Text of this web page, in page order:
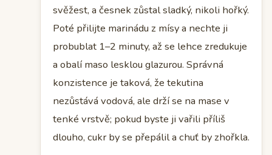
svěžest, a česnek zůstal sladký, nikoli hořký.
Poté přilijte marinádu z mísy a nechte ji
probublat 1–2 minuty, až se lehce zredukuje
a obalí maso lesklou glazurou. Správná
konzistence je taková, že tekutina
nezůstává vodová, ale drží se na mase v
tenké vrstvě; pokud byste ji vařili příliš
dlouho, cukr by se přepálil a chuť by zhořkla.